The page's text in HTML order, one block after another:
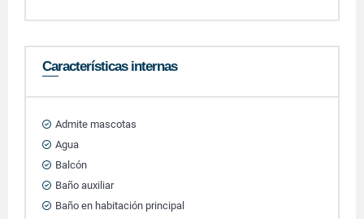
Características internas
Admite mascotas
Agua
Balcón
Baño auxiliar
Baño en habitación principal